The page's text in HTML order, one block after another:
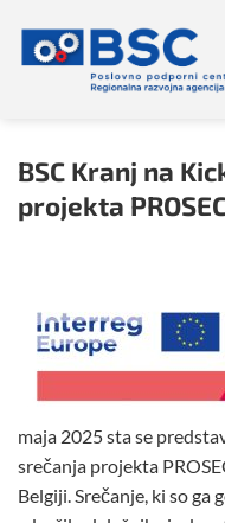
vsebino
BSC Kranj na
projekta
maja 2025 sta se
srečanja projekta
Belgiji. Srečanje, ki so